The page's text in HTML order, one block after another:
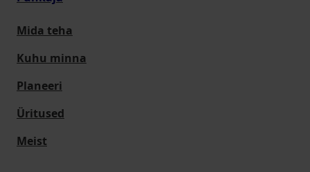
Mida teha
Kuhu minna
Planeeri
Üritused
Meist